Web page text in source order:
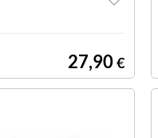
27,90€